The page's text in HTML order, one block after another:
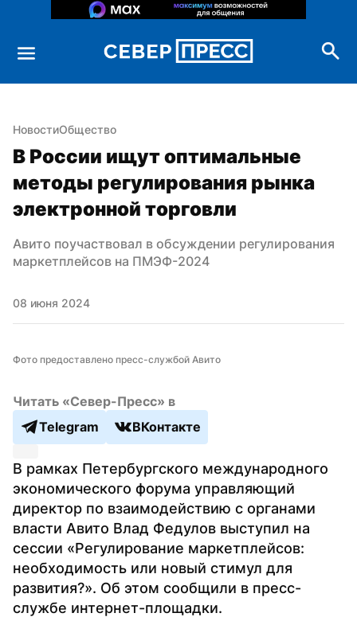
НовостиОбщество
В России ищут оптимальные
методы регулирования рынка
электронной торговли
Авито поучаствовал в обсуждении регулирования
маркетплейсов на ПМЭФ-2024
08 июня 2024
Фото предоставлено пресс-службой Авито
Читать «Север-Пресс» в
Telegram
ВКонтакте
В рамках Петербургского международного
экономического форума управляющий
директор по взаимодействию с органами
власти Авито Влад Федулов выступил на
сессии «Регулирование маркетплейсов:
необходимость или новый стимул для
развития?». Об этом сообщили в пресс-
службе интернет-площадки.